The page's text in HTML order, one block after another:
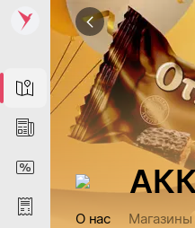
Map
News
DiscountCard
Purchases
О нас Магазины